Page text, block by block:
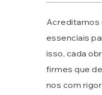
Acreditamos
essenciais
isso, cada
firmes que
nos com